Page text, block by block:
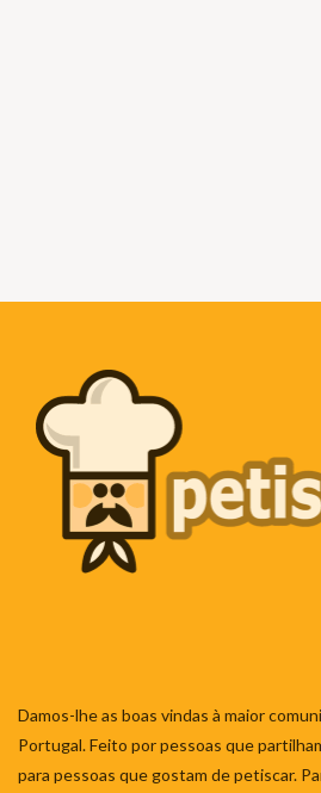
Damos-lhe as boas vindas à maior
Portugal. Feito por pessoas que
para pessoas que gostam de petiscar.